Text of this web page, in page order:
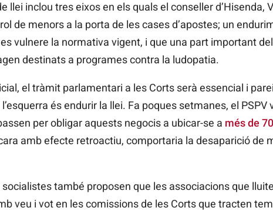
llei inclou tres eixos en els quals el conseller d’Hisenda,
de menors a la porta de les cases d’apostes; un
vulnere la normativa vigent, i que una part important
destinats a programes contra la ludopatia.
el tràmit parlamentari a les Corts serà essencial i
és endurir la llei. Fa poques setmanes, el
per obligar aquests negocis a ubicar-se a més de
amb efecte retroactiu, comportaria la desaparició de
també proposen que les associacions que
veu i vot en les comissions de les Corts que tracten